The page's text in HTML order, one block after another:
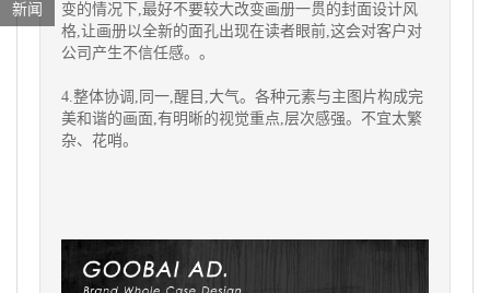
变的情况下,最好不要较大改变画册一贯的封面设计风
格,让画册以全新的面孔出现在读者眼前,这会对客户对
公司产生不信任感。。
4.整体协调,同一,醒目,大气。各种元素与主图片构成完
美和谐的画面,有明晰的视觉重点,层次感强。不宜太繁
杂、花哨。
新闻